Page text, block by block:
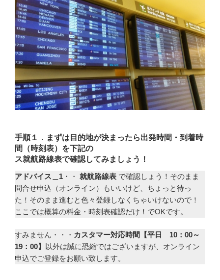
手順１．まずは目的地が決まったら出発時間・到着時
間（時刻表）を下記の
ス就航路線表で確認してみましょう！
アドバイス＿1 ・・ 就航路線表 で確認しょう！そのまま
問合せ申込（オンライン）もいいけど、ちょっと待っ
た！そのまま進むと色々登録しなくちゃいけないので！
ここでは概算の料金・時刻表確認だけ！でOKです。
すみません・・・ カスタマー対応時間【平日 10：00～
19：00】
以外は誠に恐縮ではございますが、オンライン
申込でご登録をお願い致します。